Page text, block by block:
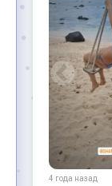
4 года назад